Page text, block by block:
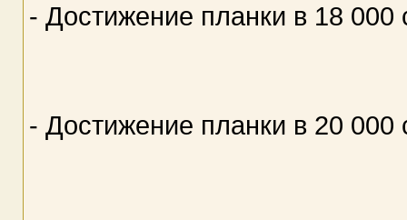
- Достижение планки в 18
- Достижение планки в 20